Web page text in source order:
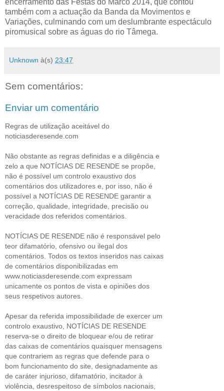
também com a actuação da Banda da Movimentos e
Variações, culminando com um deslumbrante espectáculo
piromusical sobre as águas do rio Tâmega.
Unknown à(s) 23:47
Sem comentários:
Enviar um comentário
Regras de utilização aceitável do
noticiasderesende.com
Não obstante as regras definidas e a diligência e
zelo a que NOTÍCIAS DE RESENDE se propõe,
não é possível um controlo exaustivo dos
comentários dos utilizadores e, por isso, não é
possível a NOTÍCIAS DE RESENDE garantir a
correção, qualidade, integridade, precisão ou
veracidade dos referidos comentários.
NOTÍCIAS DE RESENDE não é responsável pelo
teor difamatório, ofensivo ou ilegal dos
comentários. Todos os textos inseridos nas caixas
de comentários disponibilizadas em
www.noticiasderesende.com expressam
unicamente os pontos de vista e opiniões dos
seus respetivos autores.
Apesar da referida impossibilidade de exercer um
controlo exaustivo, NOTÍCIAS DE RESENDE
reserva-se o direito de bloquear e/ou de retirar
das caixas de comentários quaisquer mensagens
que contrariem as regras que defende para o
bom funcionamento do site, designadamente as
de caráter injurioso, difamatório, incitador à
violência, desrespeitoso de símbolos nacionais,